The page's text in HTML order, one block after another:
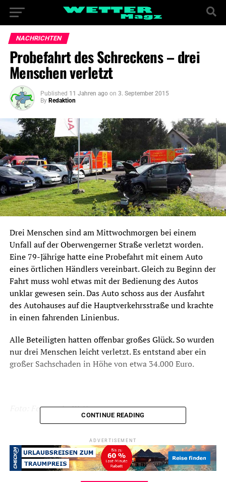
NACHRICHTEN
Probefahrt des Schreckens – drei
Menschen verletzt
Published 11 Jahren ago on 3. September 2015
By Redaktion
Drei Menschen sind am Mittwochmorgen bei einem
Unfall auf der Oberwengerner Straße verletzt worden.
Eine 79-Jährige hatte eine Probefahrt mit einem Auto
eines örtlichen Händlers vereinbart. Gleich zu Beginn der
Fahrt muss wohl etwas mit der Bedienung des Autos
unklar gewesen sein. Das Auto schoss aus der Ausfahrt
des Autohauses auf die Hauptverkehrsstraße und krachte
in einen fahrenden Linienbus.
Alle Beteiligten hatten offenbar großes Glück. So wurden
nur drei Menschen leicht verletzt. Es entstand aber ein
großer Sachschaden in Höhe von etwa 34.000 Euro.
Foto: Feuerwehr Wetter
ADVERTISEMENT
CONTINUE READING
ADVERTISEMENT